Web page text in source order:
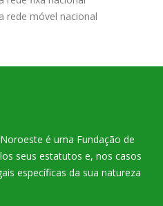
rede móvel nacional
é uma Fundação de
seus estatutos e, nos casos
específicas da sua natureza